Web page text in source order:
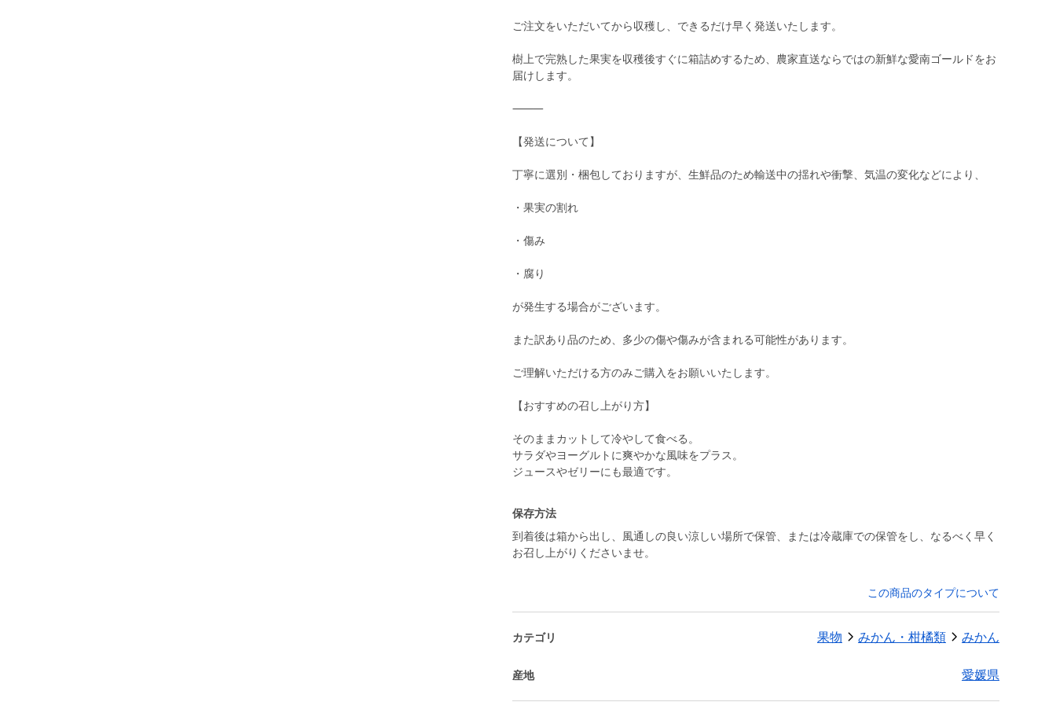
ご注文をいただいてから収穫し、できるだけ早く発送いたします。
樹上で完熟した果実を収穫後すぐに箱詰めするため、農家直送ならではの新鮮な愛南ゴールドをお
届けします。
⸻
【発送について】
丁寧に選別・梱包しておりますが、生鮮品のため輸送中の揺れや衝撃、気温の変化などにより、
・果実の割れ
・傷み
・腐り
が発生する場合がございます。
また訳あり品のため、多少の傷や傷みが含まれる可能性があります。
ご理解いただける方のみご購入をお願いいたします。
【おすすめの召し上がり方】
そのままカットして冷やして食べる。
サラダやヨーグルトに爽やかな風味をプラス。
ジュースやゼリーにも最適です。
保存方法
到着後は箱から出し、風通しの良い涼しい場所で保管、または冷蔵庫での保管をし、なるべく早く
お召し上がりくださいませ。
この商品のタイプについて
カテゴリ 果物 みかん・柑橘類 みかん
産地 愛媛県